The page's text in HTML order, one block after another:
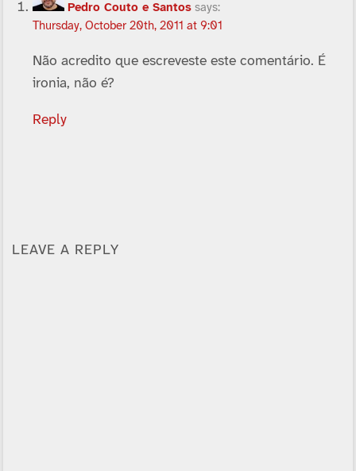
Pedro Couto e Santos says:
Thursday, October 20th, 2011 at 9:01
Não acredito que escreveste este comentário. É
ironia, não é?
Reply
LEAVE A REPLY